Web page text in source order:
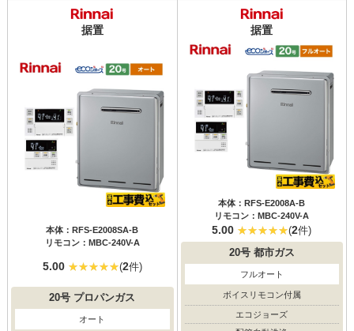
据置
本体：RFS-E2008SA-B
リモコン：MBC-240V-A
5.00 (2件)
20号 プロパンガス
オート
据置
本体：RFS-E2008A-B
リモコン：MBC-240V-A
5.00 (2件)
20号都市ガス
フルオート
ボイスリモコン付属
エコジョーズ